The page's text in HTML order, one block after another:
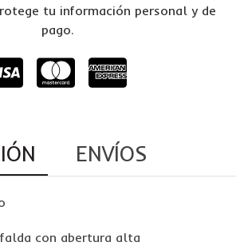
tu información personal y de
pago.
ENVÍOS
con abertura alta